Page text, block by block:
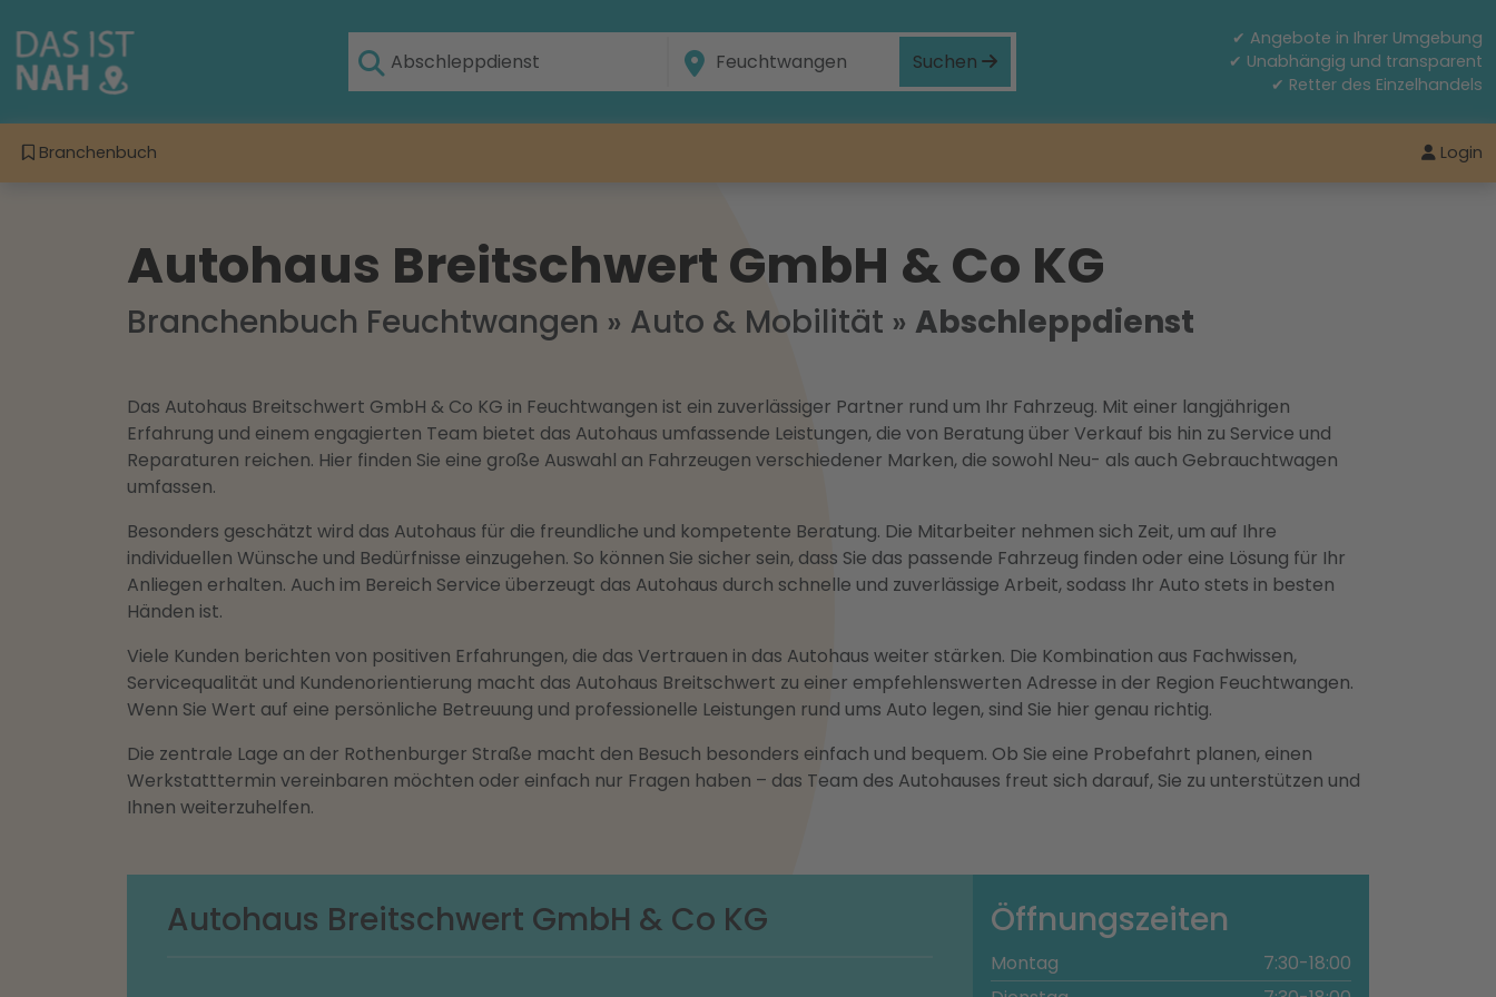
Suchen
✔ Angebote in Ihrer Umgebung
✔ Unabhängig und transparent
✔ Retter des Einzelhandels
Branchenbuch Login
Autohaus Breitschwert GmbH & Co KG
Branchenbuch Feuchtwangen » Auto & Mobilität » Abschleppdienst
Das Autohaus Breitschwert GmbH & Co KG in Feuchtwangen ist ein zuverlässiger Partner rund um Ihr Fahrzeug. Mit einer langjährigen
Erfahrung und einem engagierten Team bietet das Autohaus umfassende Leistungen, die von Beratung über Verkauf bis hin zu Service und
Reparaturen reichen. Hier finden Sie eine große Auswahl an Fahrzeugen verschiedener Marken, die sowohl Neu- als auch Gebrauchtwagen
umfassen.
Besonders geschätzt wird das Autohaus für die freundliche und kompetente Beratung. Die Mitarbeiter nehmen sich Zeit, um auf Ihre
individuellen Wünsche und Bedürfnisse einzugehen. So können Sie sicher sein, dass Sie das passende Fahrzeug finden oder eine Lösung für Ihr
Anliegen erhalten. Auch im Bereich Service überzeugt das Autohaus durch schnelle und zuverlässige Arbeit, sodass Ihr Auto stets in besten
Händen ist.
Viele Kunden berichten von positiven Erfahrungen, die das Vertrauen in das Autohaus weiter stärken. Die Kombination aus Fachwissen,
Servicequalität und Kundenorientierung macht das Autohaus Breitschwert zu einer empfehlenswerten Adresse in der Region Feuchtwangen.
Wenn Sie Wert auf eine persönliche Betreuung und professionelle Leistungen rund ums Auto legen, sind Sie hier genau richtig.
Die zentrale Lage an der Rothenburger Straße macht den Besuch besonders einfach und bequem. Ob Sie eine Probefahrt planen, einen
Werkstatttermin vereinbaren möchten oder einfach nur Fragen haben – das Team des Autohauses freut sich darauf, Sie zu unterstützen und
Ihnen weiterzuhelfen.
Autohaus Breitschwert GmbH & Co KG Öffnungszeiten
Montag
7:30-18:00